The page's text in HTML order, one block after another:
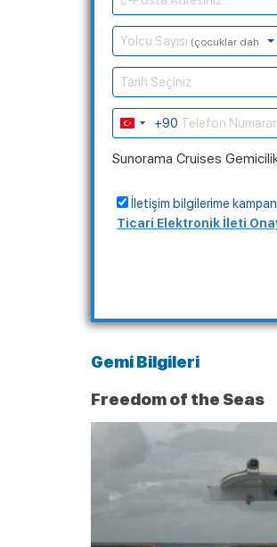
Yolcu Sayısı (çocuklar dahil)
Tarih Seçiniz
Turkey+90
Sunorama Cruises
İletişim bilgilerime
Ticari Elektronik İleti
Gemi Bilgileri
Freedom of the Seas